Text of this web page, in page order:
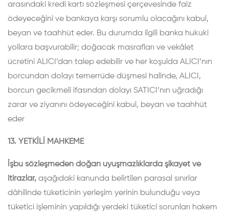
arasındaki kredi kartı sözleşmesi çerçevesinde faiz
ödeyeceğini ve bankaya karşı sorumlu olacağını kabul,
beyan ve taahhüt eder. Bu durumda ilgili banka hukuki
yollara başvurabilir; doğacak masrafları ve vekâlet
ücretini ALICI’dan talep edebilir ve her koşulda ALICI’nın
borcundan dolayı temerrüde düşmesi halinde, ALICI,
borcun gecikmeli ifasından dolayı SATICI’nın uğradığı
zarar ve ziyanını ödeyeceğini kabul, beyan ve taahhüt
eder
13. YETKİLİ MAHKEME
İşbu sözleşmeden doğan uyuşmazlıklarda şikayet ve
itirazlar, aşağıdaki kanunda belirtilen parasal sınırlar
dâhilinde tüketicinin yerleşim yerinin bulunduğu veya
tüketici işleminin yapıldığı yerdeki tüketici sorunları hakem